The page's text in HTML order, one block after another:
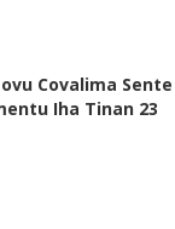
Covalima Sente
Iha Tinan 23